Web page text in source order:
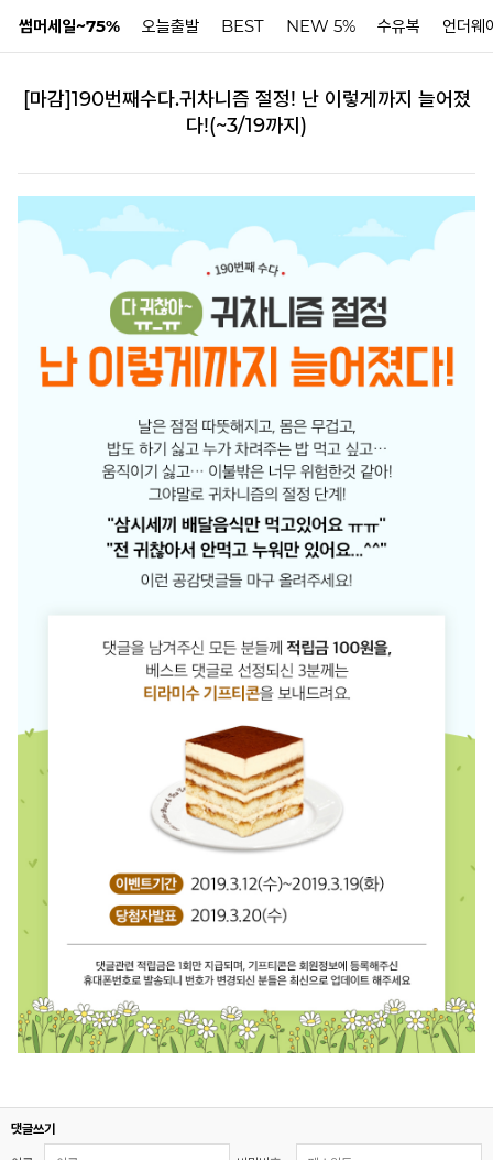
썸머세일~75% 오늘출발 BEST NEW 5% 수유복 언더웨
[마감]190번째수다.귀차니즘 절정! 난 이렇게까지 늘어졌
다!(~3/19까지)
댓글쓰기